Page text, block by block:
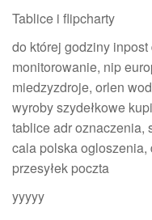
Tablice i flipcharty
do której godziny
monitorowanie, nip
miedzyzdroje, orlen
wyroby szydełkowe
tablice adr oznaczenia,
cala polska
przesyłek poczta
yyyyy